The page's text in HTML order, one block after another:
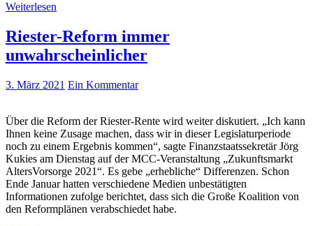
Weiterlesen
Riester-Reform immer
unwahrscheinlicher
3. März 2021 Ein Kommentar
Über die Reform der Riester-Rente wird weiter diskutiert. „Ich kann
Ihnen keine Zusage machen, dass wir in dieser Legislaturperiode
noch zu einem Ergebnis kommen“, sagte Finanzstaatssekretär Jörg
Kukies am Dienstag auf der MCC-Veranstaltung „Zukunftsmarkt
AltersVorsorge 2021“. Es gebe „erhebliche“ Differenzen. Schon
Ende Januar hatten verschiedene Medien unbestätigten
Informationen zufolge berichtet, dass sich die Große Koalition von
den Reformplänen verabschiedet habe.